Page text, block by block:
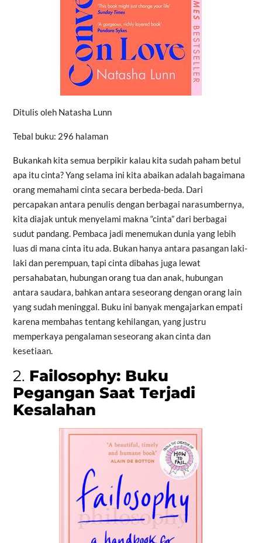
Ditulis oleh Natasha Lunn
Tebal buku: 296 halaman
Bukankah kita semua berpikir kalau kita sudah paham betul
apa itu cinta? Yang selama ini kita abaikan adalah bagaimana
orang memahami cinta secara berbeda-beda. Dari
percapakan antara penulis dengan berbagai narasumbernya,
kita diajak untuk menyelami makna “cinta” dari berbagai
sudut pandang. Pembaca jadi menemukan dunia yang lebih
luas di mana cinta itu ada. Bukan hanya antara pasangan laki-
laki dan perempuan, tapi cinta dibahas juga lewat
persahabatan, hubungan orang tua dan anak, hubungan
antara saudara, bahkan antara seseorang dengan orang lain
yang sudah meninggal. Buku ini banyak mengajarkan empati
karena membahas tentang kehilangan, yang justru
memperkaya pengalaman seseorang akan cinta dan
kesetiaan.
2. Failosophy: Buku
Pegangan Saat Terjadi
Kesalahan